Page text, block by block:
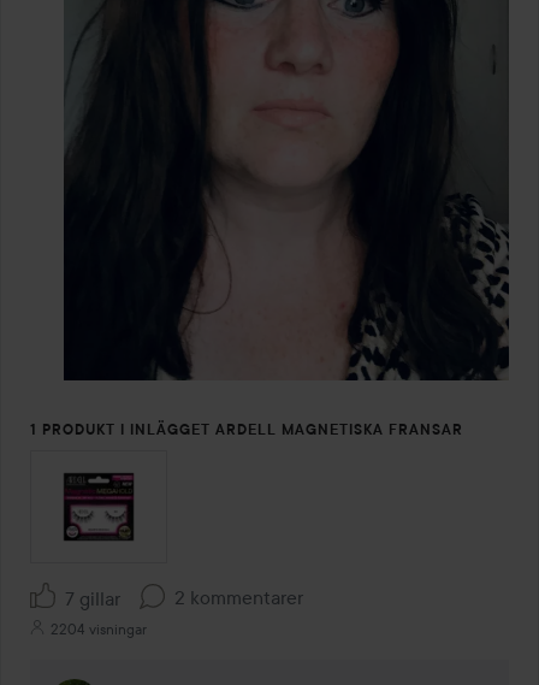
1 PRODUKT I INLÄGGET ARDELL MAGNETISKA FRANSAR
7 gillar 2 kommentarer
2204 visningar